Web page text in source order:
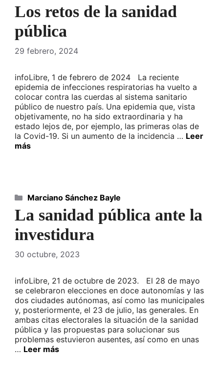
Los retos de la sanidad
pública
29 febrero, 2024
infoLibre, 1 de febrero de 2024 La reciente
epidemia de infecciones respiratorias ha vuelto a
colocar contra las cuerdas al sistema sanitario
público de nuestro país. Una epidemia que, vista
objetivamente, no ha sido extraordinaria y ha
estado lejos de, por ejemplo, las primeras olas de
la Covid-19. Si un aumento de la incidencia … Leer
más
La sanidad pública ante la
investidura
30 octubre, 2023
infoLibre, 21 de octubre de 2023. El 28 de mayo
se celebraron elecciones en doce autonomías y las
dos ciudades autónomas, así como las municipales
y, posteriormente, el 23 de julio, las generales. En
ambas citas electorales la situación de la sanidad
pública y las propuestas para solucionar sus
problemas estuvieron ausentes, así como en unas
… Leer más
Categorías
Marciano Sánchez Bayle